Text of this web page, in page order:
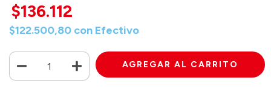
$136.112
$122.500,80 con Efectivo